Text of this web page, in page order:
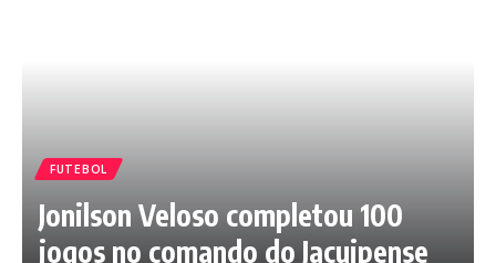
FUTEBOL
Jonilson Veloso completou 100
jogos no comando do Jacuipense